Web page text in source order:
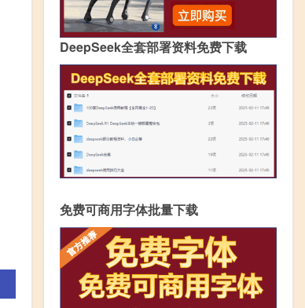
DeepSeek全套部署资料免费下载
免费可商用字体批量下载